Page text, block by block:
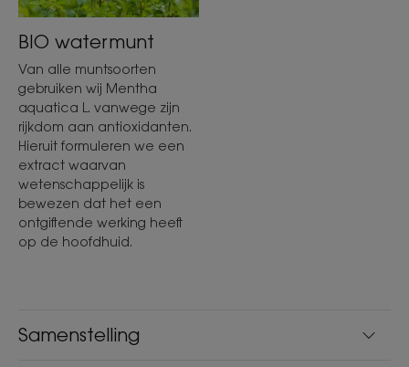
Samenstelling
BIO watermunt
Van alle muntsoorten
gebruiken wij Mentha
aquatica L. vanwege zijn
rijkdom aan antioxidanten.
Hieruit formuleren we een
extract waarvan
wetenschappelijk is
bewezen dat het een
ontgiftende werking heeft
op de hoofdhuid.